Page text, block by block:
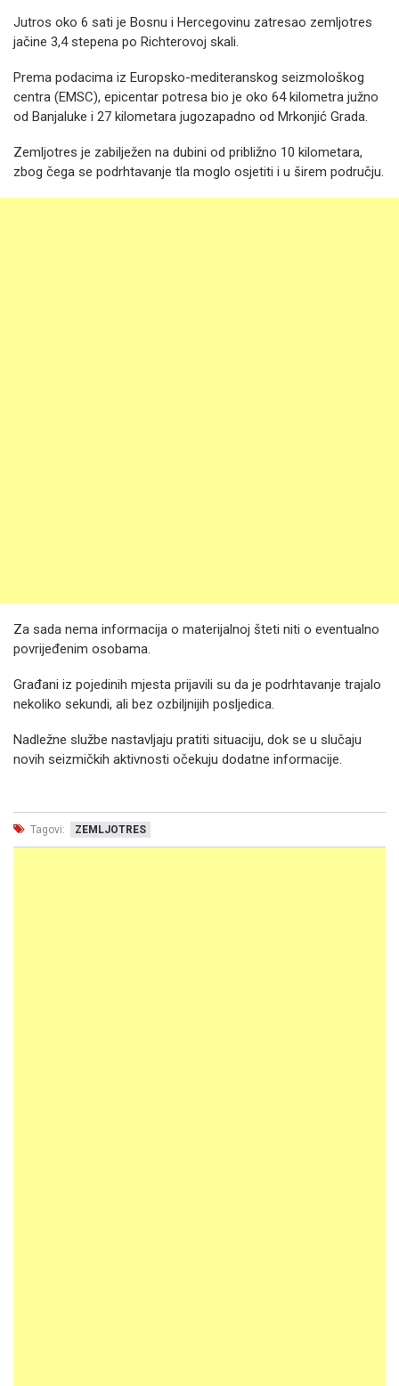
Jutros oko 6 sati je Bosnu i Hercegovinu zatresao zemljotres
jačine 3,4 stepena po Richterovoj skali.
Prema podacima iz Europsko-mediteranskog seizmološkog
centra (EMSC), epicentar potresa bio je oko 64 kilometra južno
od Banjaluke i 27 kilometara jugozapadno od Mrkonjić Grada.
Zemljotres je zabilježen na dubini od približno 10 kilometara,
zbog čega se podrhtavanje tla moglo osjetiti i u širem području.
Za sada nema informacija o materijalnoj šteti niti o eventualno
povrijeđenim osobama.
Građani iz pojedinih mjesta prijavili su da je podrhtavanje trajalo
nekoliko sekundi, ali bez ozbiljnijih posljedica.
Nadležne službe nastavljaju pratiti situaciju, dok se u slučaju
novih seizmičkih aktivnosti očekuju dodatne informacije.
Tagovi: ZEMLJOTRES